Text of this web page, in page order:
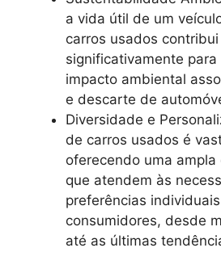
a vida útil de um
carros usados contribui
significativamente
impacto ambiental
e descarte de
Diversidade e
de carros usados é
oferecendo uma
que atendem às
preferências
consumidores, desde
até as últimas